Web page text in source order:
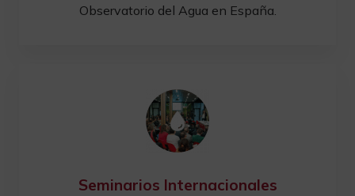
Observatorio del Agua en España.
Seminarios Internacionales